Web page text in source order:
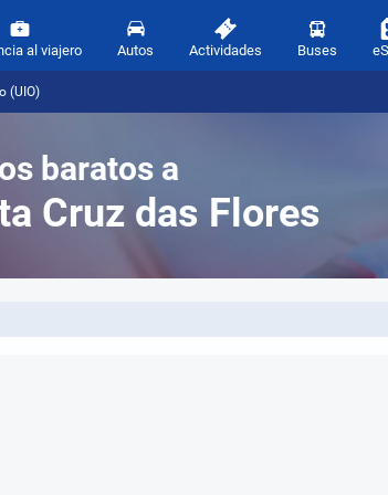
al viajero Autos Actividades Buses
(UIO)
baratos a
Cruz das Flores